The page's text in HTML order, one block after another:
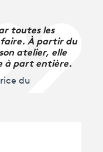
toutes les
À partir du
atelier, elle
à part entière.
du